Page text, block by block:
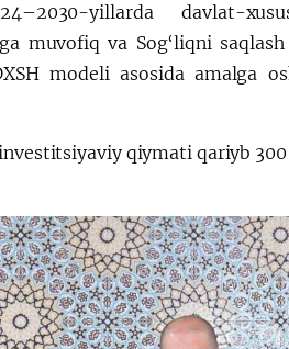
yillarda davlat-
muvofiq va Sog‘liqni
modeli asosida amalga
qiymati qariyb